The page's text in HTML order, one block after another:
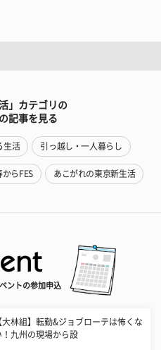
」カテゴリの
記事を見る
生活 引っ越し・一人暮らし
からFES あこがれの東京新生活
ントの参加申込
大林組】転勤&ジョブローテは怖くな
！九州の現場から設